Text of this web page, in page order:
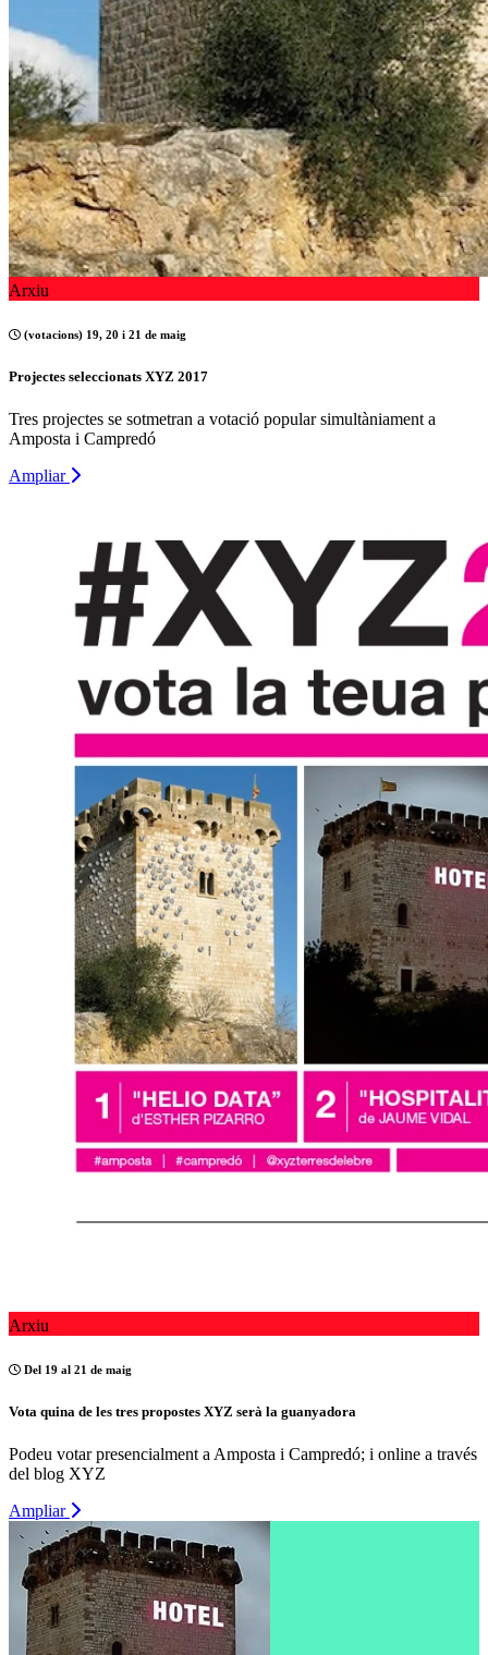
Arxiu
(votacions) 19, 20 i 21 de maig
Projectes seleccionats XYZ 2017
Tres projectes se sotmetran a votació popular simultàniament a
Amposta i Campredó
Ampliar
Arxiu
Del 19 al 21 de maig
Vota quina de les tres propostes XYZ serà la guanyadora
Podeu votar presencialment a Amposta i Campredó; i online a través
del blog XYZ
Ampliar